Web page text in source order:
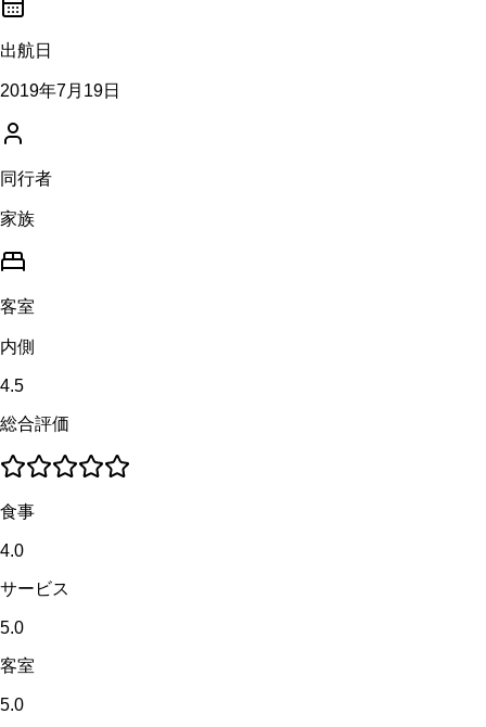
出航日
2019年7月19日
同行者
家族
客室
内側
4.5
総合評価
食事
4.0
サービス
5.0
客室
5.0